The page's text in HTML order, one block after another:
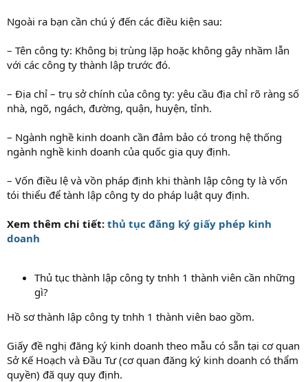
Ngoài ra bạn cần chú ý đến các điều kiện sau:
– Tên công ty: Không bị trùng lặp hoặc không gây nhầm lẫn
với các công ty thành lập trước đó.
– Địa chỉ – trụ sở chính của công ty: yêu cầu địa chỉ rõ ràng số
nhà, ngõ, ngách, đường, quận, huyện, tỉnh.
– Ngành nghề kinh doanh cần đảm bảo có trong hệ thống
ngành nghề kinh doanh của quốc gia quy định.
– Vốn điều lệ và vồn pháp định khi thành lập công ty là vốn
tói thiểu để tành lập công ty do pháp luật quy định.
Xem thêm chi tiết: thủ tục đăng ký giấy phép kinh
doanh
Thủ tục thành lập công ty tnhh 1 thành viên cần những
gì?
Hồ sơ thành lập công ty tnhh 1 thành viên bao gồm.
Giấy đề nghị đăng ký kinh doanh theo mẫu có sẵn tại cơ quan
Sở Kế Hoạch và Đầu Tư (cơ quan đăng ký kinh doanh có thẩm
quyền) đã quy quy định.